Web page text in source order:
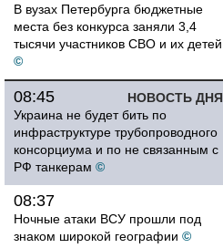
В вузах Петербурга бюджетные
места без конкурса заняли 3,4
тысячи участников СВО и их детей
©
НОВОСТЬ ДНЯ
08:45
Украина не будет бить по
инфраструктуре трубопроводного
консорциума и по не связанным с
РФ танкерам ©
08:37
Ночные атаки ВСУ прошли под
знаком широкой географии ©